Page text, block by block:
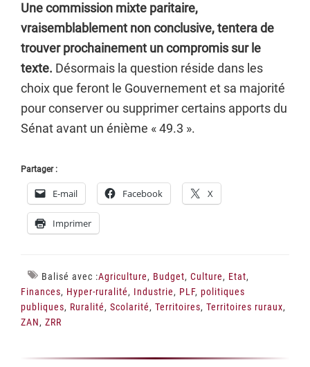
Une commission mixte paritaire,
vraisemblablement non conclusive, tentera de
trouver prochainement un compromis sur le
texte. Désormais la question réside dans les
choix que feront le Gouvernement et sa majorité
pour conserver ou supprimer certains apports du
Sénat avant un énième « 49.3 ».
Partager :
E-mail Facebook X
Imprimer
Balisé avec :Agriculture, Budget, Culture, Etat,
Finances, Hyper-ruralité, Industrie, PLF, politiques
publiques, Ruralité, Scolarité, Territoires, Territoires ruraux,
ZAN, ZRR